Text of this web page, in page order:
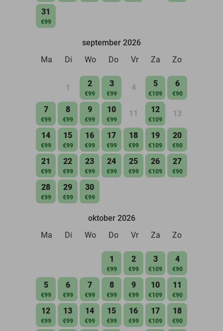
31
€99
september 2026
Ma
Di Wo Do Vr Za Zo
1 2
€99
3
€99
4 5
€109
6
€90
7
€99
8
€99
9
€99
10
€99
11 12
€109
13
14
€99
15
€99
16
€99
17
€99
18
€99
19
€109
20
€90
21
€99
22
€99
23
€99
24
€99
25
€99
26
€109
27
€90
28
€99
29
€99
30
€99
oktober 2026
Ma
Di Wo Do Vr Za Zo
1
€99
2
€99
3
€109
4
€90
5
€99
6
€99
7
€99
8
€99
9
€99
10
€109
11
€90
12
€99
13
€99
14
€99
15
€99
16
€99
17
€109
18
€90